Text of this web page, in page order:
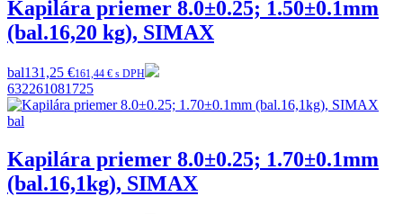
Kapilára priemer 8.0±0.25; 1.50±0.1mm
(bal.16,20 kg), SIMAX
bal131,25 €161,44 € s DPH
632261081725
Kapilára priemer 8.0±0.25; 1.70±0.1mm
(bal.16,1kg), SIMAX